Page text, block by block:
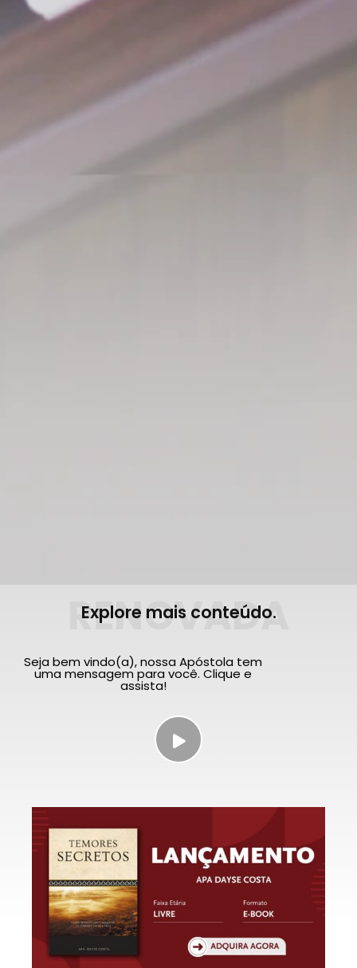
RENOVADA
Explore mais conteúdo.
Seja bem vindo(a), nossa Apóstola tem
uma mensagem para você. Clique e
assista!